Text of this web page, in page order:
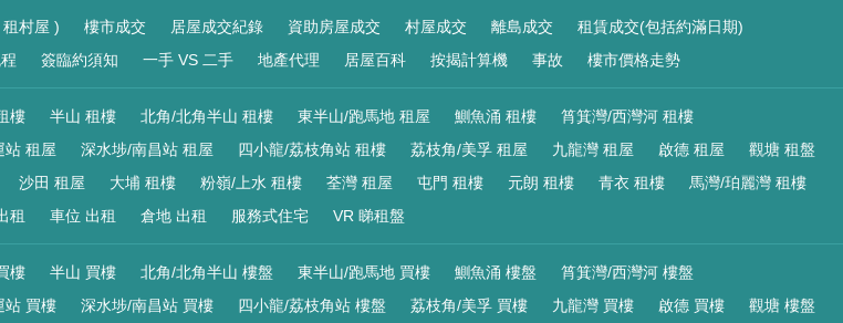
村屋 ) 樓市成交 居屋成交紀錄 資助房屋成交 村屋成交 離島成交
租賃成交(包括約滿日期)
簽臨約須知 一手 VS 二手 地產代理 居屋百科 按揭計算機 事故 樓市價格走勢
樓 半山 租樓 北角/北角半山 租樓 東半山/跑馬地 租屋 鰂魚涌 租樓
筲箕灣/西灣河 租樓
站 租屋 深水埗/南昌站 租屋 四小龍/荔枝角站 租樓 荔枝角/美孚 租屋 九龍灣 租屋 啟德 租屋
觀塘 租盤
沙田 租屋 大埔 租樓 粉嶺/上水 租樓 荃灣 租屋 屯門 租樓 元朗 租樓 青衣 租樓
馬灣/珀麗灣 租樓
租 車位 出租 倉地 出租 服務式住宅 VR 睇租盤
樓 半山 買樓 北角/北角半山 樓盤 東半山/跑馬地 買樓 鰂魚涌 樓盤
筲箕灣/西灣河 樓盤
站 買樓 深水埗/南昌站 買樓 四小龍/荔枝角站 樓盤 荔枝角/美孚 買樓 九龍灣 買樓 啟德 買樓 觀塘 樓盤